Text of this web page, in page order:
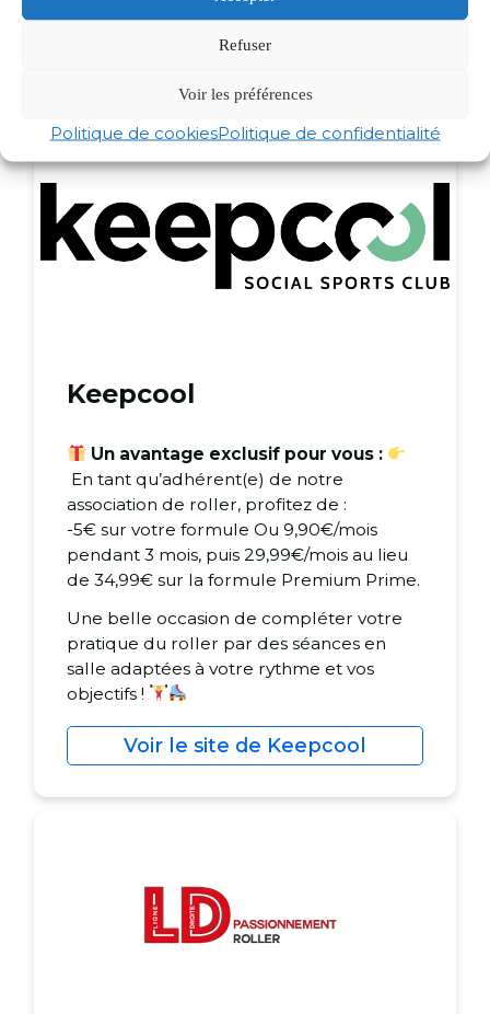
Refuser
Voir les préférences
Politique de cookiesPolitique de confidentialité
Keepcool
Un avantage exclusif pour vous :
En tant qu’adhérent(e) de notre
association de roller, profitez de :
-5€ sur votre formule Ou 9,90€/mois
pendant 3 mois, puis 29,99€/mois au lieu
de 34,99€ sur la formule Premium Prime.
Une belle occasion de compléter votre
pratique du roller par des séances en
salle adaptées à votre rythme et vos
objectifs !
Voir le site de Keepcool